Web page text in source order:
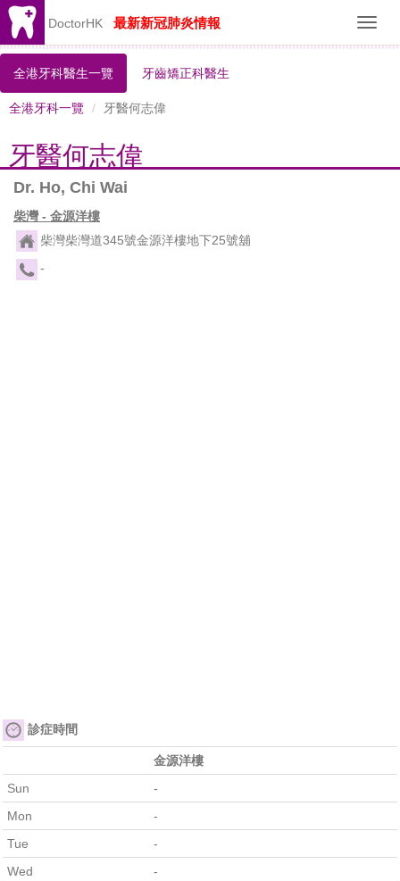
DoctorHK 最新新冠肺炎情報
全港牙科醫生一覽 牙齒矯正科醫生
全港牙科一覽 牙醫何志偉
牙醫何志偉
Dr. Ho, Chi Wai
柴灣 - 金源洋樓
柴灣柴灣道345號金源洋樓地下25號舖
-
診症時間
金源洋樓
Sun
-
Mon
-
Tue
-
Wed
-